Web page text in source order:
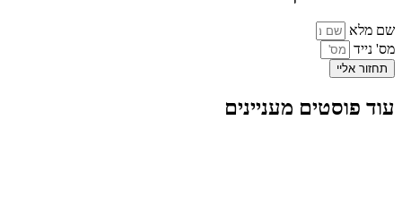
שם מלא
מס' נייד
תחזור אליי
עוד פוסטים מעניינים